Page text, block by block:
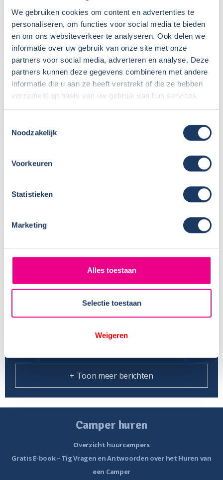
We gebruiken cookies om content en advertenties te
personaliseren, om functies voor social media te bieden
en om ons websiteverkeer te analyseren. Ook delen we
informatie over uw gebruik van onze site met onze
partners voor social media, adverteren en analyse. Deze
partners kunnen deze gegevens combineren met andere
informatie die u aan ze heeft verstrekt of die ze hebben
verzameld op basis van uw gebruik van hun services.
Noodzakelijk
Voorkeuren
Statistieken
Marketing
Alles toestaan
Selectie toestaan
Weigeren
Ga mee naar de Sunlight/Capron fabriek in
Neustadt!
Sunlight Demodagen
Nog meer 2026 modellen in onze showroom
Profiteer van €1400 voordeel op nieuwe
Voor in de agenda, onze huisshow!
Modeljaar ’26 van Dethleffs en Crosscamp is
bekend
Een frisse look voor ons terrein – het nieuwe
Sunlight maakt modeljaar 2026 bekend – dit is
Europa zet stap naar verhoging
campergewicht B-rijbewijs
+ Toon meer berichten
Camper huren
Overzicht huurcampers
Gratis E-book – Tig Vragen en Antwoorden over het Huren van
een Camper